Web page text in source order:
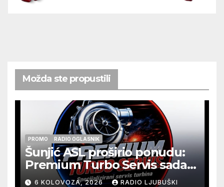
Možda ste propustili
PROMO RADIO OGLASNIK
Šunjić ASL proširio ponudu:
Premium Turbo Servis sada
na jednoj adresi u Ljubuškom
6 KOLOVOZA, 2026 RADIO LJUBUŠKI